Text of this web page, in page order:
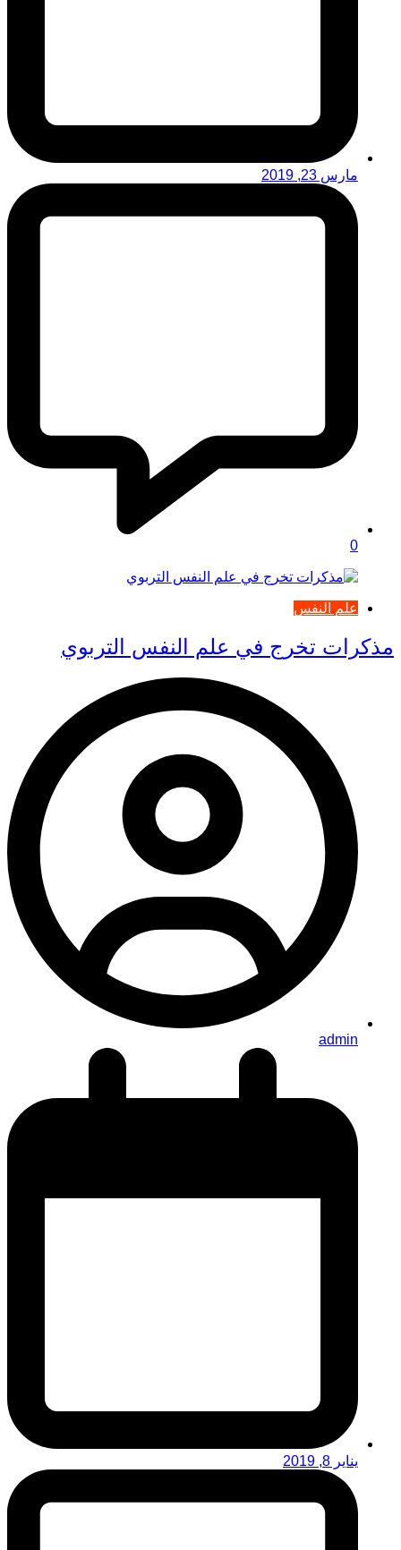
مارس 23, 2019
0
علم النفس
مذكرات تخرج في علم النفس التربوي
admin
يناير 8, 2019